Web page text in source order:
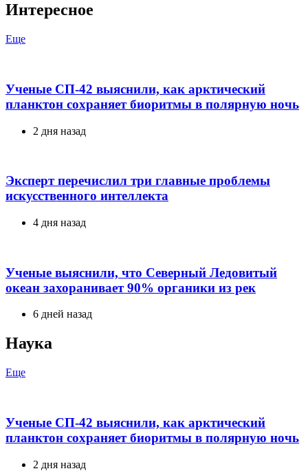
Интересное
Еще
Ученые СП-42 выяснили, как арктический
планктон сохраняет биоритмы в полярную ночь
2 дня назад
Эксперт перечислил три главные проблемы
искусственного интеллекта
4 дня назад
Ученые выяснили, что Северный Ледовитый
океан захоранивает 90% органики из рек
6 дней назад
Наука
Еще
Ученые СП-42 выяснили, как арктический
планктон сохраняет биоритмы в полярную ночь
2 дня назад